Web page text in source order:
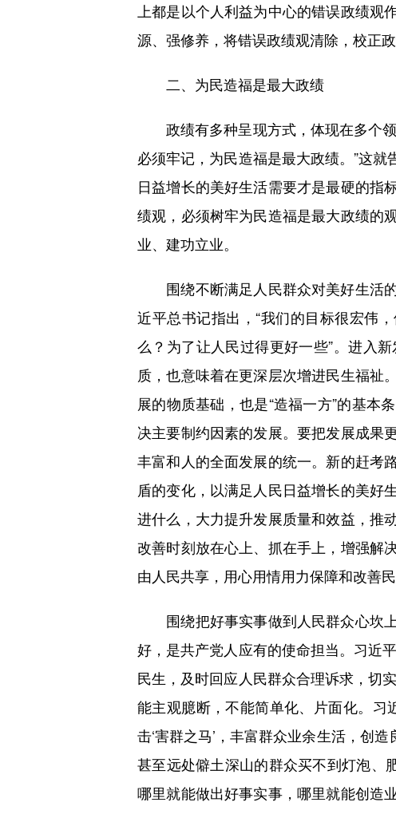
上都是以个人利益为中心的错误政绩
源、强修养，将错误政绩观清除，校正政
二、为民造福是最大政绩
政绩有多种呈现方式，体现在多个领
必须牢记，为民造福是最大政绩。”这
日益增长的美好生活需要才是最硬的指
绩观，必须树牢为民造福是最大政绩的
业、建功立业。
围绕不断满足人民群众对美好生活的
近平总书记指出，“我们的目标很宏伟
么？为了让人民过得更好一些”。进入
质，也意味着在更深层次增进民生福祉
展的物质基础，也是“造福一方”的基本
决主要制约因素的发展。要把发展成果
丰富和人的全面发展的统一。新的赶考
盾的变化，以满足人民日益增长的美好
进什么，大力提升发展质量和效益，推
改善时刻放在心上、抓在手上，增强解
由人民共享，用心用情用力保障和改善民
围绕把好事实事做到人民群众心坎上
好，是共产党人应有的使命担当。习近
民生，及时回应人民群众合理诉求，切
能主观臆断，不能简单化、片面化。习
击‘害群之马’，丰富群众业余生活，创
甚至远处僻土深山的群众买不到灯泡、
哪里就能做出好事实事，哪里就能创造